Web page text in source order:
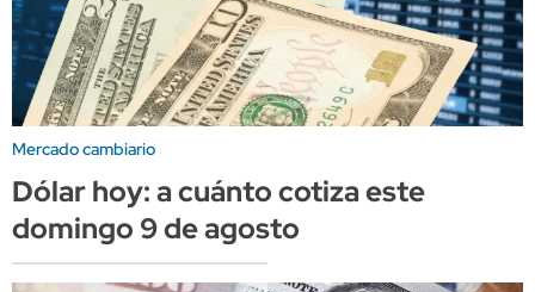
Mercado cambiario
Dólar hoy: a cuánto cotiza este
domingo 9 de agosto